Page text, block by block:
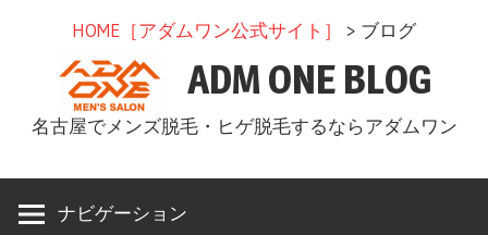
へ
HOME［アダムワン公式サイト］ > ブログ
ADM ONE BLOG
名古屋でメンズ脱毛・ヒゲ脱毛するならアダムワン
ナビゲーション